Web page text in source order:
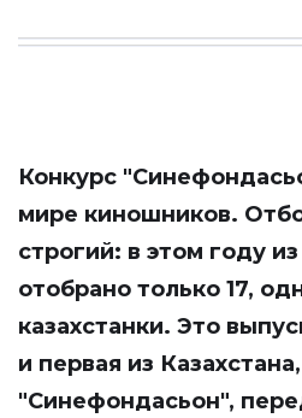
Конкурс
мире киношников.
строгий: в этом году
отобрано только 17,
казахстанки. Это
и первая из
"Синефондасьон",